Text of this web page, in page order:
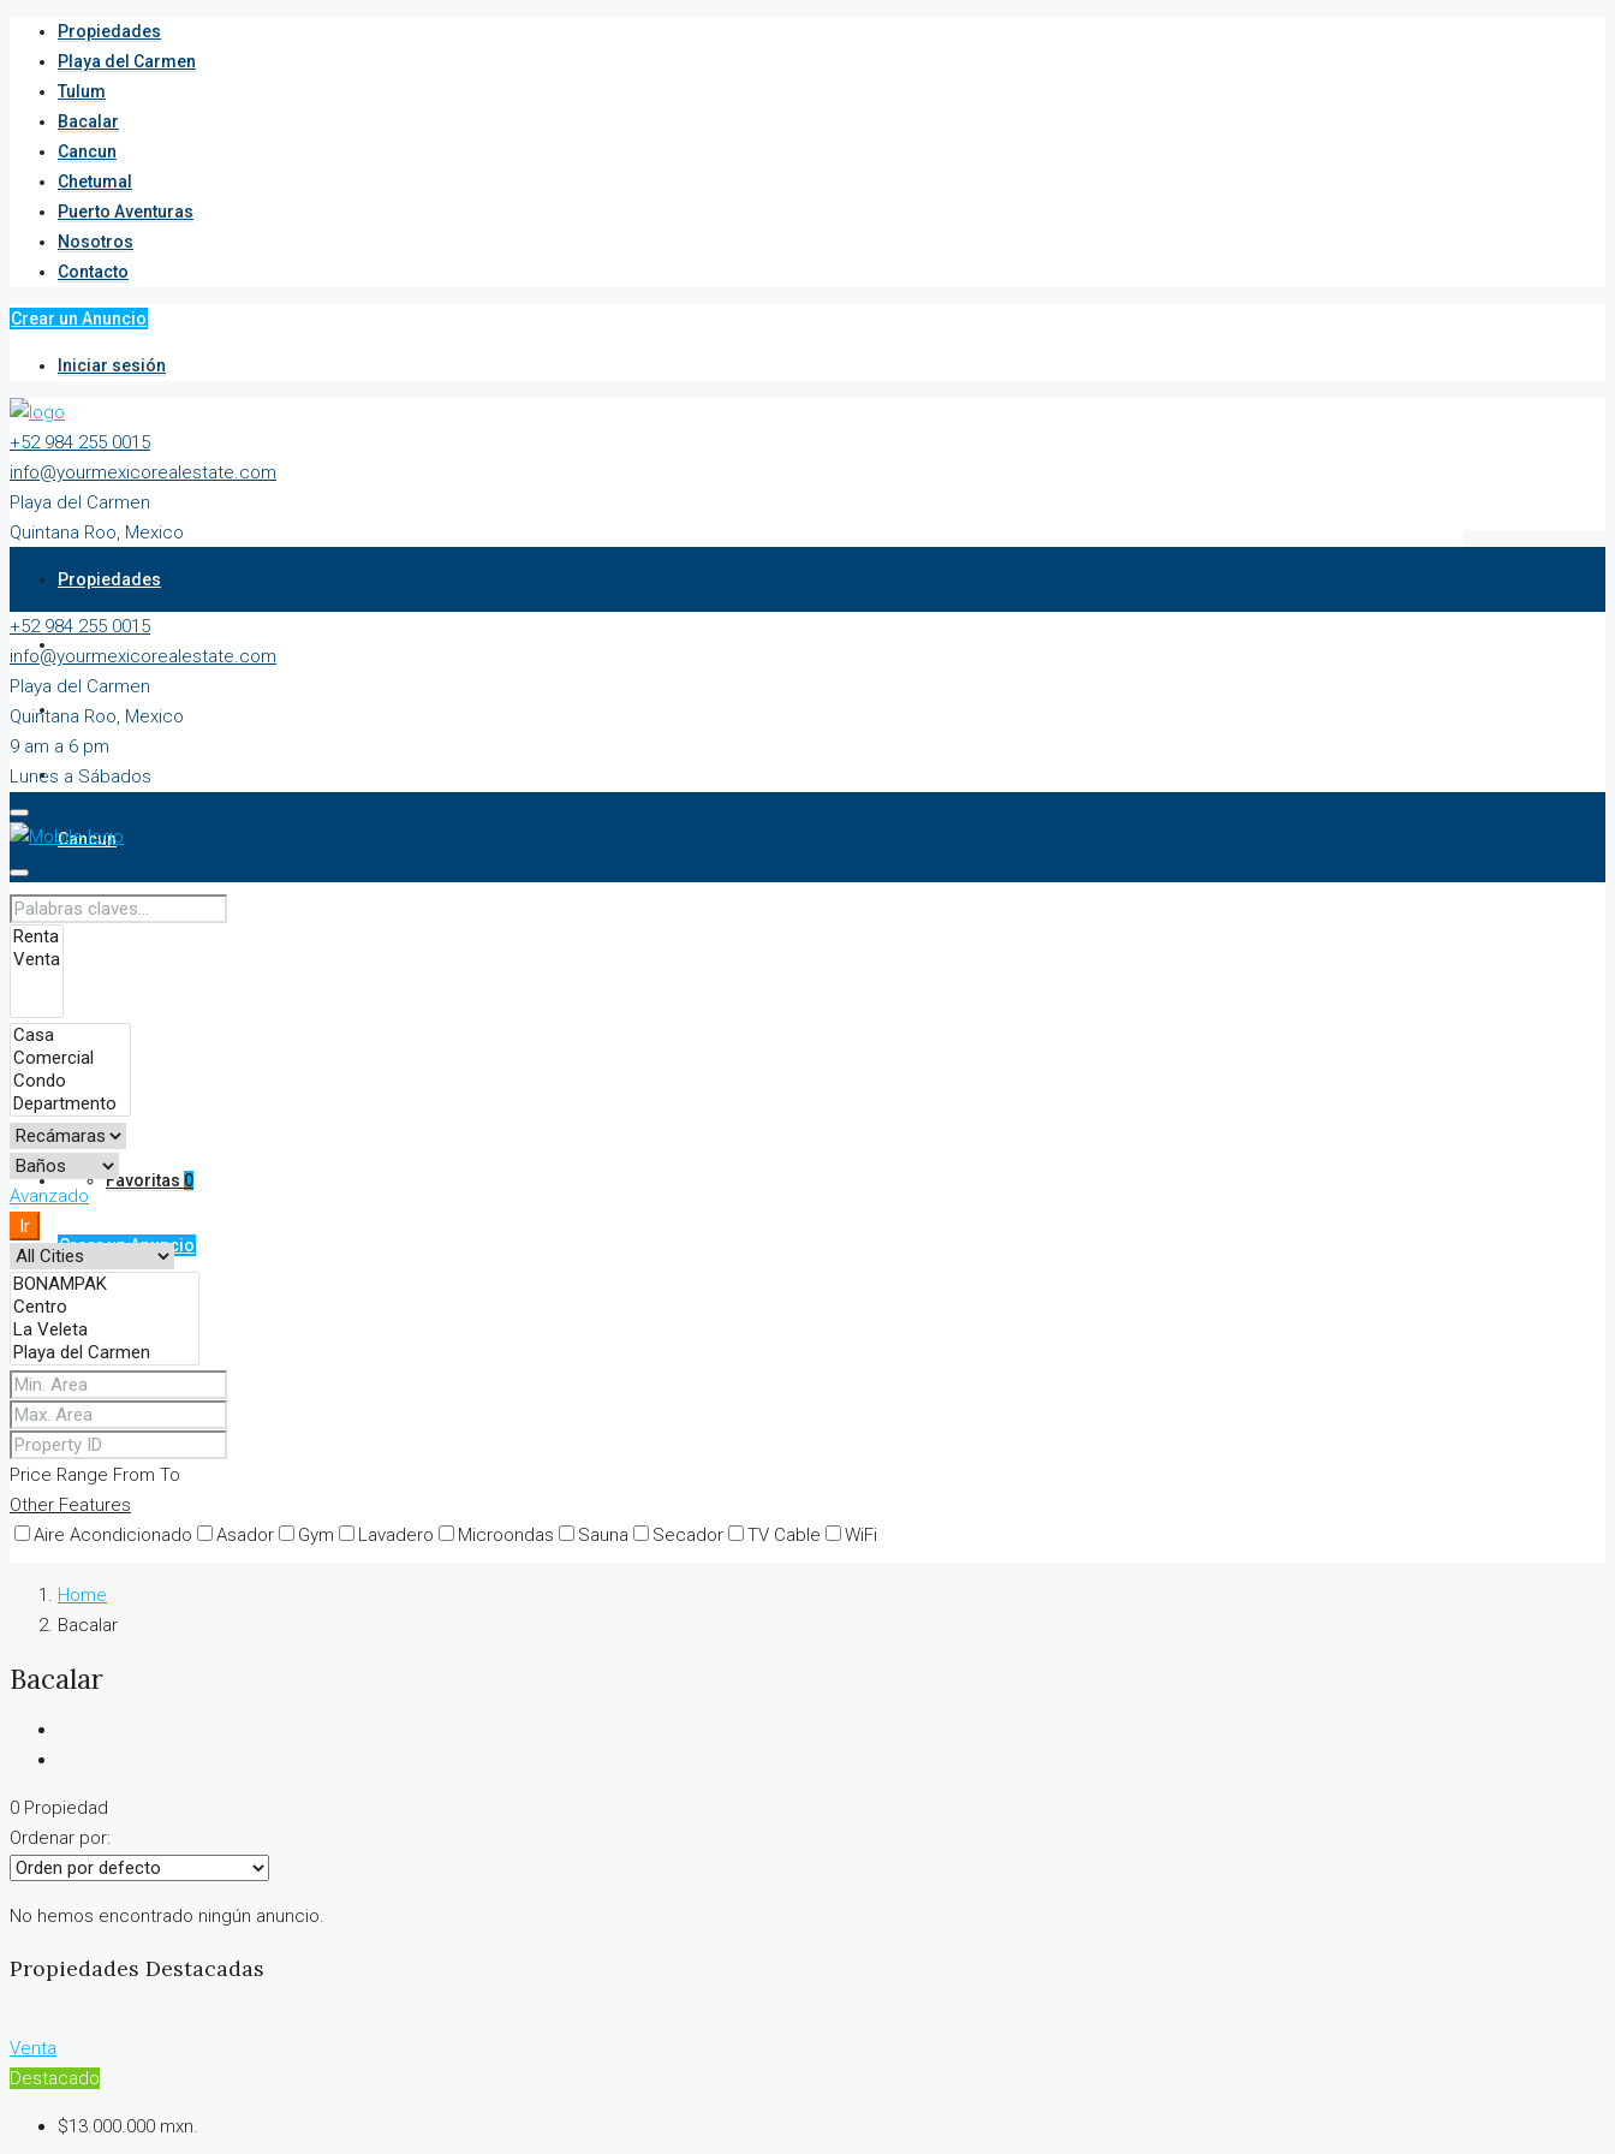
Propiedades
Playa del Carmen
Tulum
Bacalar
Cancun
Chetumal
Puerto Aventuras
Nosotros
Contacto
Crear un Anuncio
Iniciar sesión
+52 984 255 0015
info@yourmexicorealestate.com
Playa del Carmen
Quintana Roo, Mexico
Lunes a Sábados
Propiedades
Tulum
Bacalar
Cancun
Chetumal
Puerto Aventuras
Contacto
Favoritas 0
Crear un Anuncio
+52 984 255 0015
info@yourmexicorealestate.com
Playa del Carmen
Quintana Roo, Mexico
9 am a 6 pm
Lunes a Sábados
Avanzado
Ir
Price Range From To
Other Features
Aire Acondicionado
Asador Gym Lavadero Microondas Sauna Secador TV Cable WiFi
Home
Bacalar
Bacalar
0 Propiedad
Ordenar por:
No hemos encontrado ningún anuncio.
Propiedades Destacadas
Venta
Destacado
$13.000.000 mxn.